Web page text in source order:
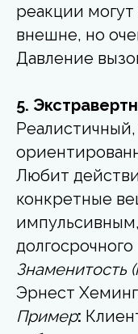
реакции
внешне, но
Давление
5.
Любит
конкретные
Знаменитость
Эрнест
Пример: